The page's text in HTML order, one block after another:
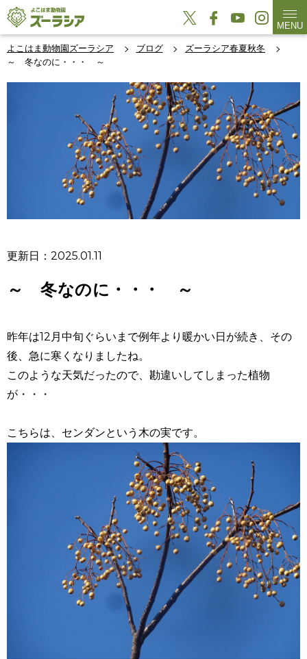
MENU
よこはま動物園ズーラシア ブログ
ズーラシア春夏秋冬
～ 冬なのに・・・ ～
更新日：2025.01.11
～ 冬なのに・・・ ～
昨年は12月中旬ぐらいまで例年より暖かい日が続き、その
後、急に寒くなりましたね。
このような天気だったので、勘違いしてしまった植物
が・・・
こちらは、センダンという木の実です。